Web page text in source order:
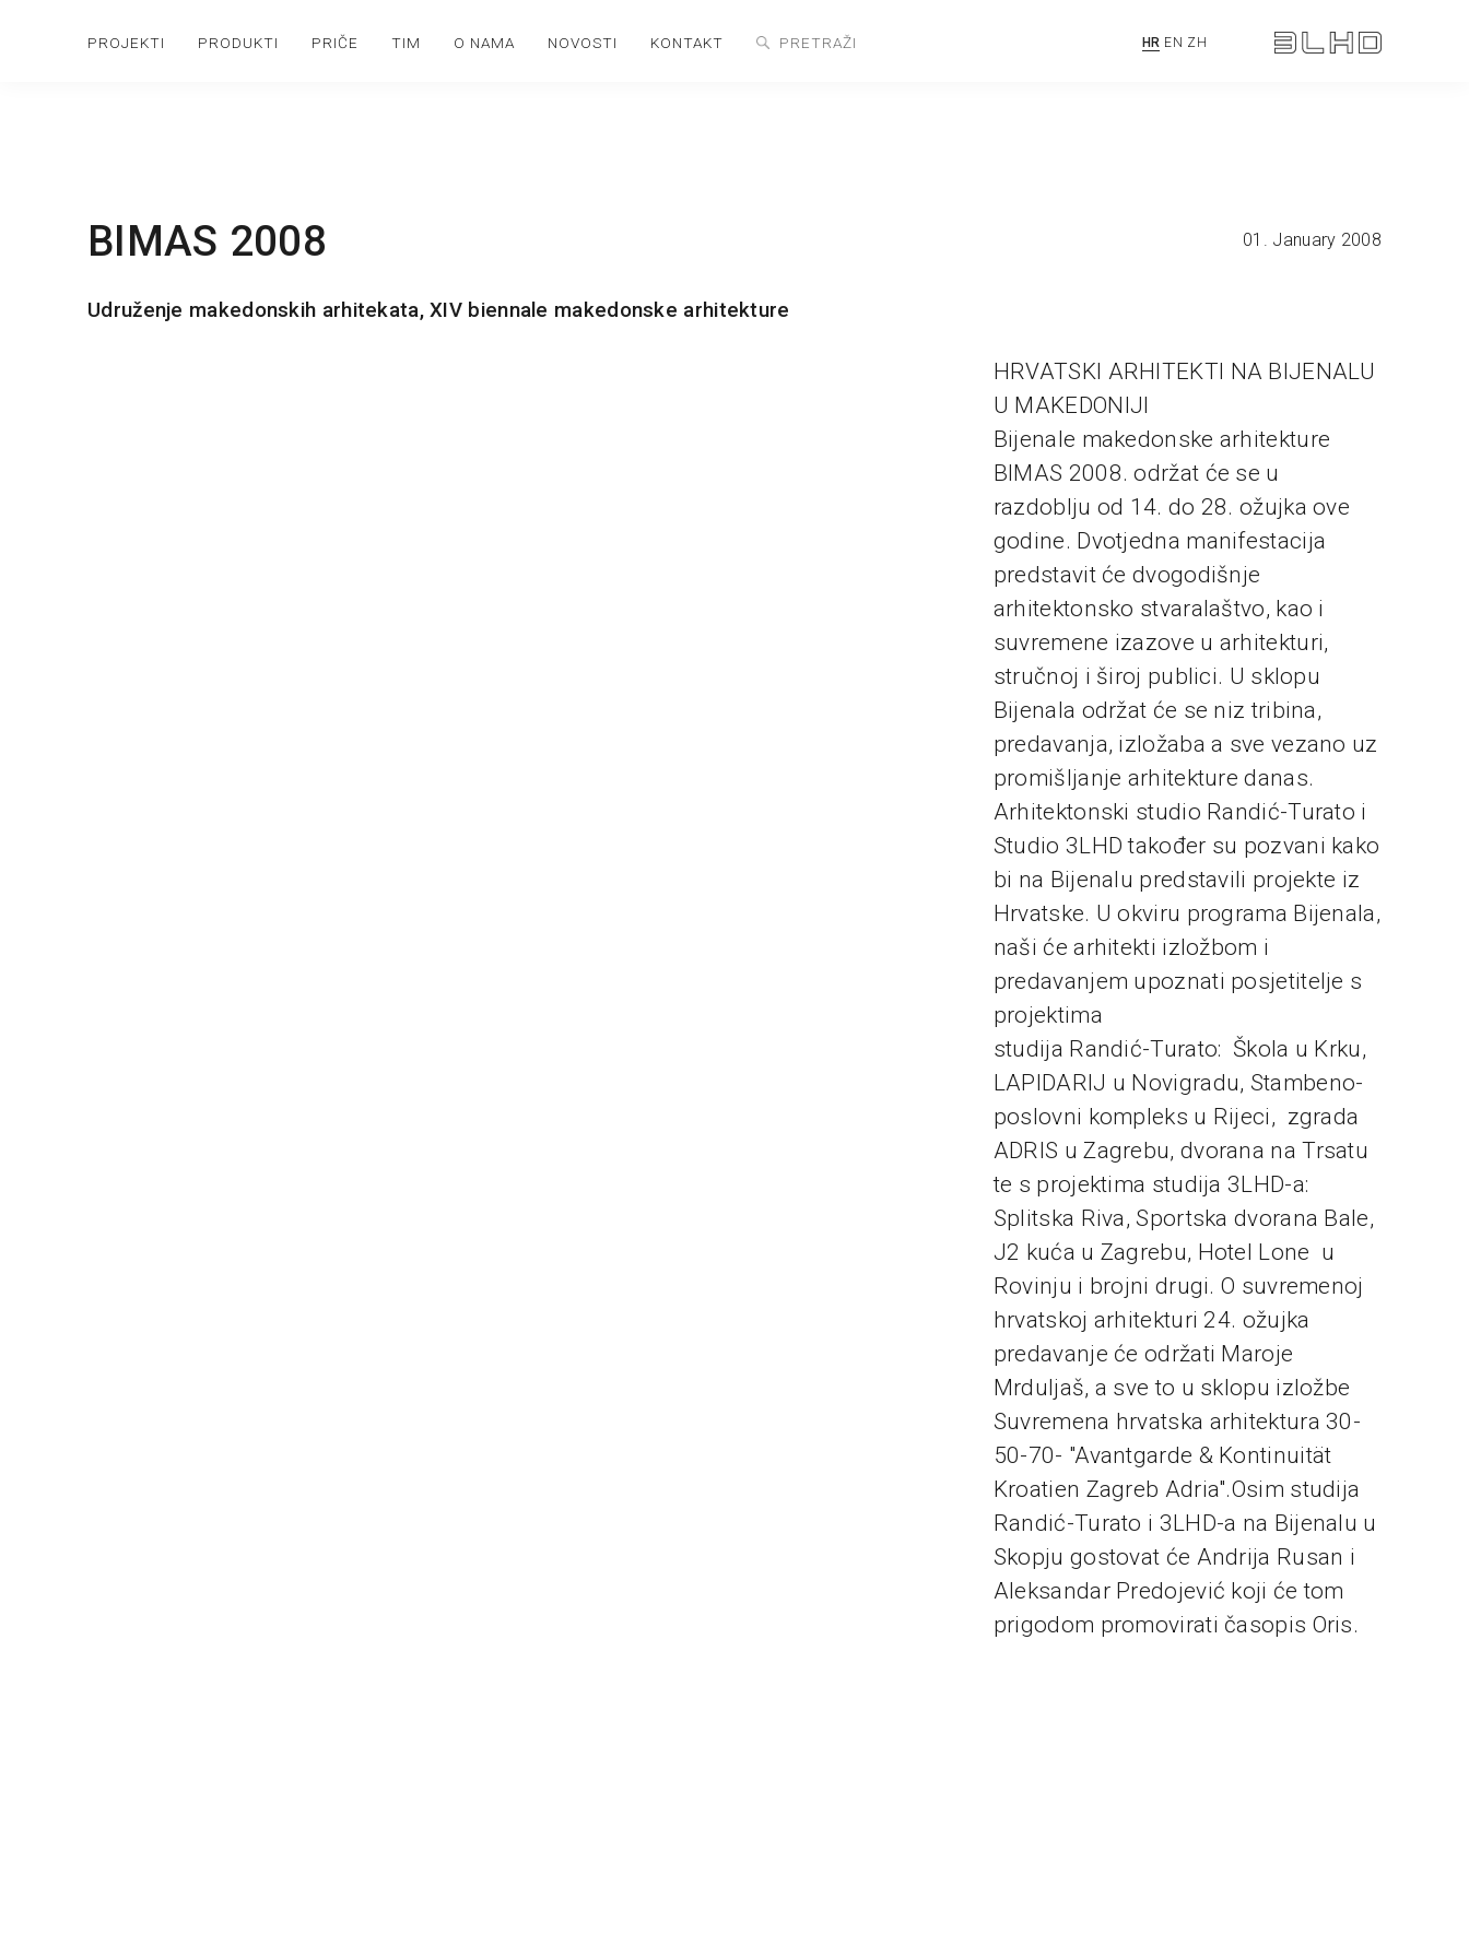
PROJEKTI PRODUKTI PRIČE TIM O NAMA NOVOSTI KONTAKT HR EN ZH
BIMAS 2008
Udruženje makedonskih arhitekata, XIV biennale makedonske arhitekture
01. January 2008
HRVATSKI ARHITEKTI NA BIJENALU
U MAKEDONIJI
Bijenale makedonske arhitekture
BIMAS 2008. održat će se u
razdoblju od 14. do 28. ožujka ove
godine. Dvotjedna manifestacija
predstavit će dvogodišnje
arhitektonsko stvaralaštvo, kao i
suvremene izazove u arhitekturi,
stručnoj i široj publici. U sklopu
Bijenala održat će se niz tribina,
predavanja, izložaba a sve vezano uz
promišljanje arhitekture danas.
Arhitektonski studio Randić-Turato i
Studio 3LHD također su pozvani kako
bi na Bijenalu predstavili projekte iz
Hrvatske. U okviru programa Bijenala,
naši će arhitekti izložbom i
predavanjem upoznati posjetitelje s
projektima
studija Randić-Turato: Škola u Krku,
LAPIDARIJ u Novigradu, Stambeno-
poslovni kompleks u Rijeci, zgrada
ADRIS u Zagrebu, dvorana na Trsatu
te s projektima studija 3LHD-a:
Splitska Riva, Sportska dvorana Bale,
J2 kuća u Zagrebu, Hotel Lone u
Rovinju i brojni drugi. O suvremenoj
hrvatskoj arhitekturi 24. ožujka
predavanje će održati Maroje
Mrduljaš, a sve to u sklopu izložbe
Suvremena hrvatska arhitektura 30-
50-70- "Avantgarde & Kontinuität
Kroatien Zagreb Adria".Osim studija
Randić-Turato i 3LHD-a na Bijenalu u
Skopju gostovat će Andrija Rusan i
Aleksandar Predojević koji će tom
prigodom promovirati časopis Oris.